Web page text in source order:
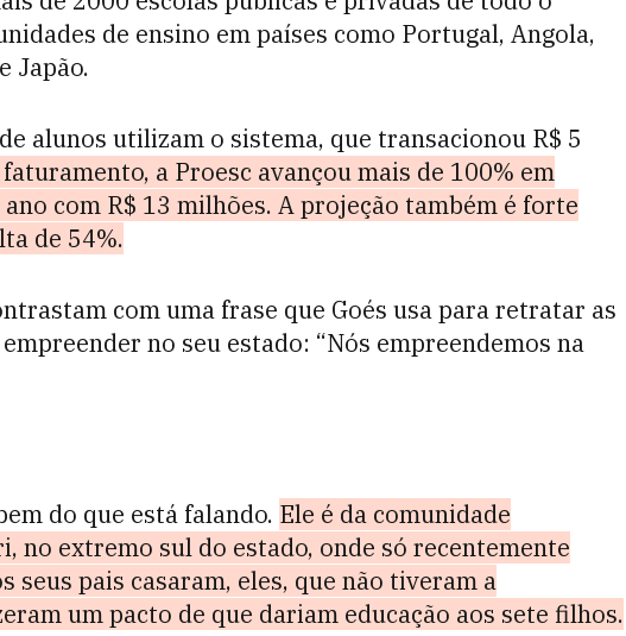
de ensino em países como Portugal, Angola,
Japão.
alunos utilizam o sistema, que transacionou R$ 5
a Proesc avançou mais de 100% em
com R$ 13 milhões. A projeção também é forte
de 54%.
com uma frase que Goés usa para retratar as
no seu estado: “Nós empreendemos na
do que está falando. Ele é da comunidade
no extremo sul do estado, onde só recentemente
seus pais casaram, eles, que não tiveram a
um pacto de que dariam educação aos sete filhos.